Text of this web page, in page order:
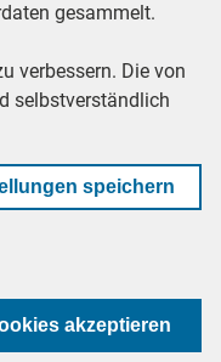
gesammelt.
verbessern. Die von
selbstverständlich
speichern
akzeptieren